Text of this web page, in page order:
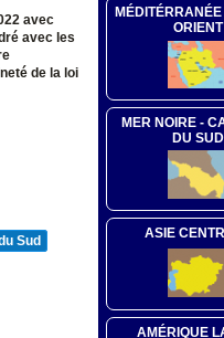
avec
avec les
de la loi
Sud
MÉDITÉRRANÉE
ORIENT
MER NOIRE -
DU SUD
ASIE
AMÉRIQUE